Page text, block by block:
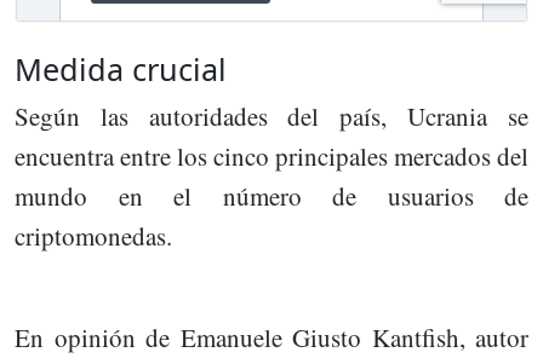
Medida crucial
Según las autoridades del país, Ucrania se
encuentra entre los cinco principales mercados del
mundo en el número de usuarios de
criptomonedas.
En opinión de Emanuele Giusto Kantfish, autor